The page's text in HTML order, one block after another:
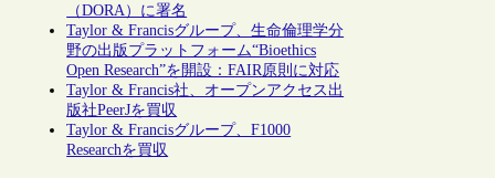
（DORA）に署名
Taylor & Francisグループ、生命倫理学分
野の出版プラットフォーム“Bioethics
Open Research”を開設：FAIR原則に対応
Taylor & Francis社、オープンアクセス出
版社PeerJを買収
Taylor & Francisグループ、F1000
Researchを買収